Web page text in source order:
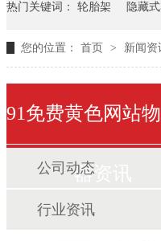
热门关键词： 轮胎架 隐藏
您的位置： 首页 > 新闻资
91免费黄色网站
器资讯
公司动态
行业资讯